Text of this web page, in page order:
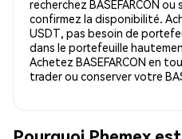
recherchez BASEFARCON
confirmez la disponibilité.
USDT, pas besoin de
dans le portefeuille
Achetez BASEFARCON en
trader ou conserver votre